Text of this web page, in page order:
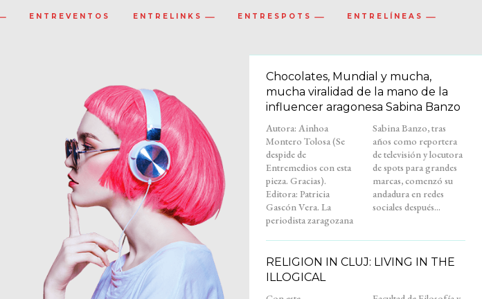
ENTREVENTOS ENTRELINKS ENTRESPOTS ENTRELÍNEAS
Chocolates, Mundial y mucha,
mucha viralidad de la mano de la
influencer aragonesa Sabina Banzo
Autora: Ainhoa
Montero Tolosa (Se
despide de
Entremedios con esta
pieza. Gracias).
Editora: Patricia
Gascón Vera. La
periodista zaragozana
Sabina Banzo, tras
años como reportera
de televisión y locutora
de spots para grandes
marcas, comenzó su
andadura en redes
sociales después...
RELIGION IN CLUJ: LIVING IN THE
ILLOGICAL